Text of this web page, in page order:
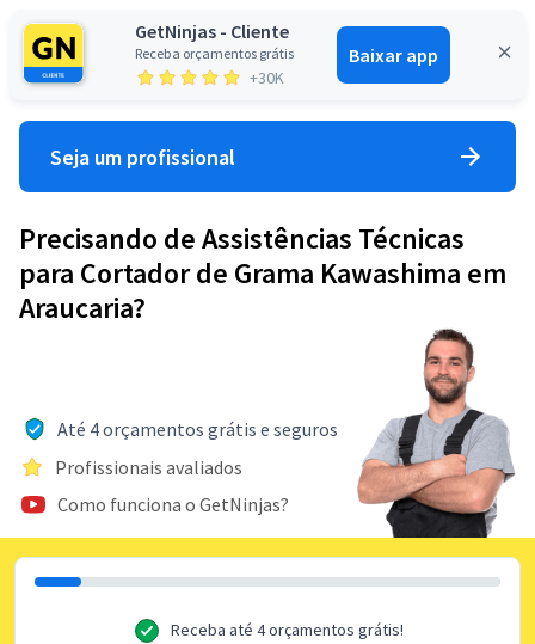
GetNinjas - Cliente
Receba orçamentos grátis
+30K
Baixar app
Entrar
Seja um profissional
Precisando de Assistências Técnicas
para Cortador de Grama Kawashima em
Araucaria?
Até 4 orçamentos grátis e seguros
Profissionais avaliados
Como funciona o GetNinjas?
Receba até 4 orçamentos grátis!